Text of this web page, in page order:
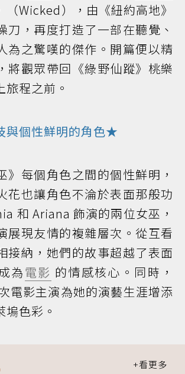
（Wicked），由《紐約高地》
刀，再度打造了一部在聽覺、
為之驚嘆的傑作。開篇便以精
將觀眾帶回《綠野仙蹤》桃樂
程之前。
與個性鮮明的角色★
》每個角色之間的個性鮮明，
花也讓角色不淪於表面那般功
和 Ariana 飾演的兩位女巫，
展現友情的複雜層次。從互看
接納，她們的故事超越了表面
為電影 的情感核心。同時，
電影主演為她的演藝生涯增添
塢色彩。